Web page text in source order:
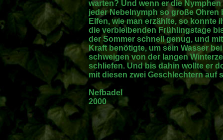
warten? Und wenn er die
jeder Nebelnymph so große
Elfen, wie man erzählte, so konnte
die verbleibenden Frühlingstage
der Sommer schnell genug, und
Kraft benötigte, um sein Wasser
schweigen von der langen
schliefen. Und bis dahin wollte er
mit diesen zwei Geschlechtern auf
Nefbadel
2000